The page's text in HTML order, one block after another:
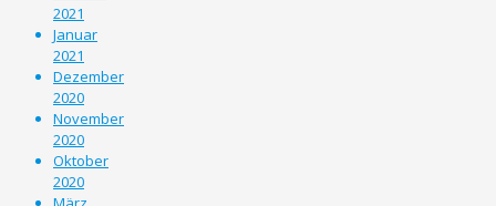
2021
Januar
2021
Dezember
2020
November
2020
Oktober
2020